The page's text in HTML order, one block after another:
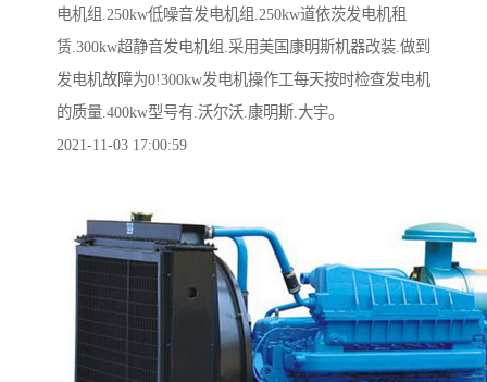
电机组.250kw低噪音发电机组.250kw道依茨发电机租
赁.300kw超静音发电机组.采用美国康明斯机器改装.做到
发电机故障为0!300kw发电机操作工每天按时检查发电机
的质量.400kw型号有.沃尔沃.康明斯.大宇。
2021-11-03 17:00:59